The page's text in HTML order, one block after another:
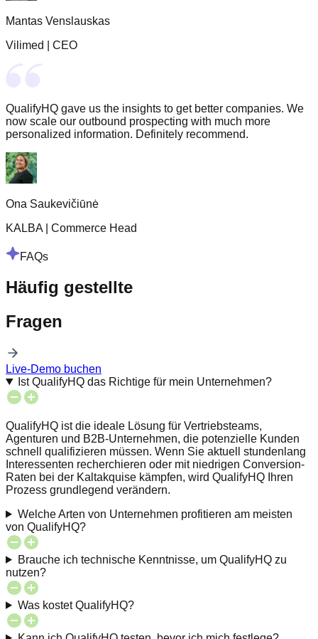
Mantas Venslauskas
Vilimed
CEO
QualifyHQ gave us the insights to get better companies. We
now scale our outbound prospecting with much more
personalized information. Definitely recommend.
Ona Saukevičiūnė
KALBA
Commerce Head
FAQs
Häufig gestellte
Fragen
Live-Demo buchen
Ist QualifyHQ das Richtige für mein Unternehmen?
QualifyHQ ist die ideale Lösung für Vertriebsteams,
Agenturen und B2B-Unternehmen, die potenzielle Kunden
schnell qualifizieren müssen. Wenn Sie aktuell stundenlang
Interessenten recherchieren oder mit niedrigen Conversion-
Raten bei der Kaltakquise kämpfen, wird QualifyHQ Ihren
Prozess grundlegend verändern.
Welche Arten von Unternehmen profitieren am meisten
von QualifyHQ?
Brauche ich technische Kenntnisse, um QualifyHQ zu
nutzen?
Was kostet QualifyHQ?